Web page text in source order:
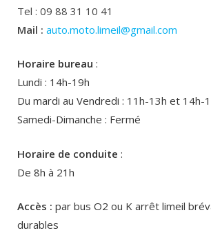
Tel : 09 88 31 10 41
Mail : auto.moto.limeil@gmail.com
Horaire bureau :
Lundi : 14h-19h
Du mardi au Vendredi : 11h-13h et 14h-
Samedi-Dimanche : Fermé
Horaire de conduite :
De 8h à 21h
Accès : par bus O2 ou K arrêt limeil
durables